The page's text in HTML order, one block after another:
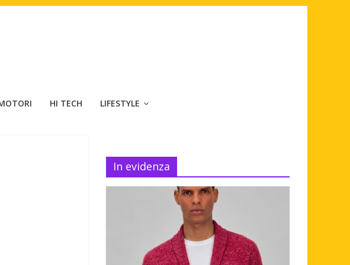
HI TECH LIFESTYLE
In evidenza